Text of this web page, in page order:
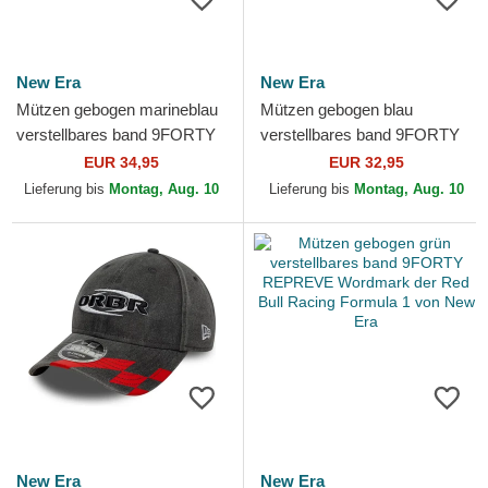
New Era
Mützen gebogen marineblau
verstellbares band 9FORTY
Cord der Haas F1 Team
Formula 1 von New Era
EUR 34,95
Lieferung bis Montag, Aug. 10
New Era
Mützen gebogen blau
verstellbares band 9FORTY
Flawless der Racing Bulls F1
Team Formula 1 von New...
EUR 32,95
Lieferung bis Montag, Aug. 10
New Era New Era